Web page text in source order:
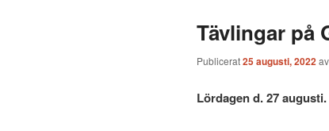
Tävlingar på
Publicerat25 augusti, 2022av
Lördagen d. 27 augusti.